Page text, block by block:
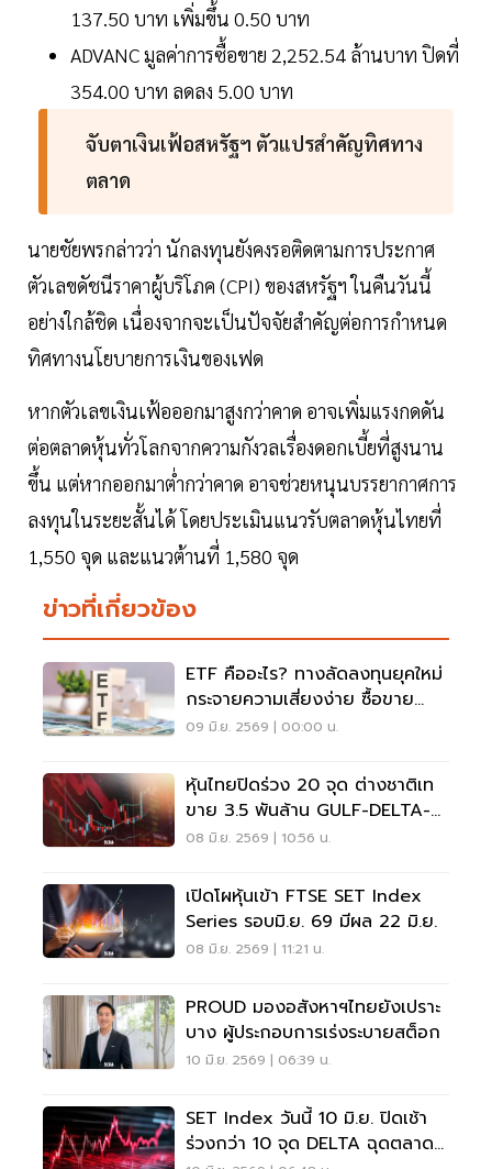
137.50 บาท เพิ่มขึ้น 0.50 บาท
ADVANC มูลค่าการซื้อขาย 2,252.54 ล้านบาท ปิดที่
354.00 บาท ลดลง 5.00 บาท
จับตาเงินเฟ้อสหรัฐฯ ตัวแปรสำคัญทิศทาง
ตลาด
นายชัยพรกล่าวว่า นักลงทุนยังคงรอติดตามการประกาศ
ตัวเลขดัชนีราคาผู้บริโภค (CPI) ของสหรัฐฯ ในคืนวันนี้
อย่างใกล้ชิด เนื่องจากจะเป็นปัจจัยสำคัญต่อการกำหนด
ทิศทางนโยบายการเงินของเฟด
หากตัวเลขเงินเฟ้อออกมาสูงกว่าคาด อาจเพิ่มแรงกดดัน
ต่อตลาดหุ้นทั่วโลกจากความกังวลเรื่องดอกเบี้ยที่สูงนาน
ขึ้น แต่หากออกมาต่ำกว่าคาด อาจช่วยหนุนบรรยากาศการ
ลงทุนในระยะสั้นได้ โดยประเมินแนวรับตลาดหุ้นไทยที่
1,550 จุด และแนวต้านที่ 1,580 จุด
ข่าวที่เกี่ยวข้อง
ETF คืออะไร? ทางลัดลงทุนยุคใหม่
กระจายความเสี่ยงง่าย ซื้อขาย
เหมือนหุ้น
09 มิ.ย. 2569 | 00:00 น.
หุ้นไทยปิดร่วง 20 จุด ต่างชาติเท
ขาย 3.5 พันล้าน GULF-DELTA-
BBL ถูกทิ้งหนักสุด
08 มิ.ย. 2569 | 10:56 น.
เปิดโผหุ้นเข้า FTSE SET Index
Series รอบมิ.ย. 69 มีผล 22 มิ.ย.
08 มิ.ย. 2569 | 11:21 น.
PROUD มองอสังหาฯไทยยังเปราะ
บาง ผู้ประกอบการเร่งระบายสต็อก
10 มิ.ย. 2569 | 06:39 น.
SET Index วันนี้ 10 มิ.ย. ปิดเช้า
ร่วงกว่า 10 จุด DELTA ฉุดตลาด